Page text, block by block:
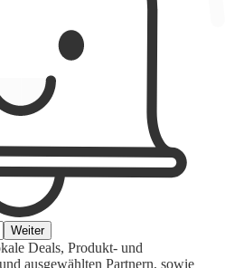
Weiter
Deals, Produkt- und
ausgewählten Partnern, sowie